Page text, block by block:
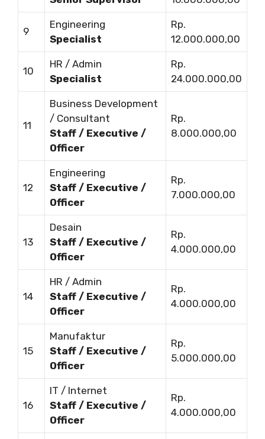
9
Engineering
Specialist
Rp.
12.000.000,00
10
HR / Admin
Specialist
Rp.
24.000.000,00
11
Business Development
/ Consultant
Staff / Executive /
Officer
Rp.
8.000.000,00
12
Engineering
Staff / Executive /
Officer
Rp.
7.000.000,00
13
Desain
Staff / Executive /
Officer
Rp.
4.000.000,00
14
HR / Admin
Staff / Executive /
Officer
Rp.
4.000.000,00
15
Manufaktur
Staff / Executive /
Officer
Rp.
5.000.000,00
16
IT / Internet
Staff / Executive /
Officer
Rp.
4.000.000,00